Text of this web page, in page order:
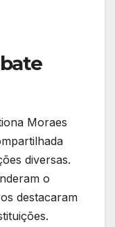
Moraes
diversas.
o
destacaram